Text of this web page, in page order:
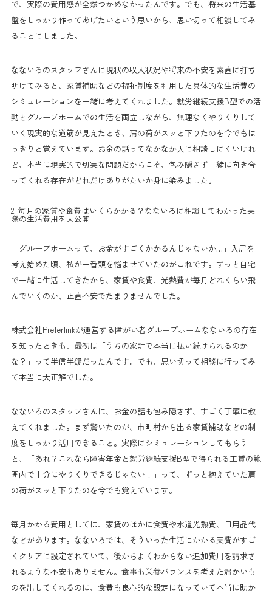
で、実際の費用感が全然つかめなかったんです。でも、将来の生活基
盤をしっかり作ってあげたいという思いから、思い切って相談してみ
ることにしました。
なないろのスタッフさんに現状の収入状況や将来の不安を素直に打ち
明けてみると、家賃補助などの福祉制度を利用した具体的な生活費の
シミュレーションを一緒に考えてくれました。就労継続支援B型での活
動とグループホームでの生活を両立しながら、無理なくやりくりして
いく現実的な道筋が見えたとき、肩の荷がスッと下りたのを今でもは
っきりと覚えています。お金の話ってなかなか人に相談しにくいけれ
ど、本当に現実的で切実な問題だからこそ、包み隠さず一緒に向き合
ってくれる存在がどれだけありがたいか身に染みました。
2. 毎月の家賃や食費はいくらかかる？なないろに相談してわかった実
際の生活費用を大公開
「グループホームって、お金がすごくかかるんじゃないか…」入居を
考え始めた頃、私が一番頭を悩ませていたのがこれです。ずっと自宅
で一緒に生活してきたから、家賃や食費、光熱費が毎月どれくらい飛
んでいくのか、正直不安でたまりませんでした。
株式会社Preferlinkが運営する障がい者グループホームなないろの存在
を知ったときも、最初は「うちの家計で本当に払い続けられるのか
な？」って半信半疑だったんです。でも、思い切って相談に行ってみ
て本当に大正解でした。
なないろのスタッフさんは、お金の話も包み隠さず、すごく丁寧に教
えてくれました。まず驚いたのが、市町村から出る家賃補助などの制
度をしっかり活用できること。実際にシミュレーションしてもらう
と、「あれ？これなら障害年金と就労継続支援B型で得られる工賃の範
囲内で十分にやりくりできるじゃない！」って、ずっと抱えていた肩
の荷がスッと下りたのを今でも覚えています。
毎月かかる費用としては、家賃のほかに食費や水道光熱費、日用品代
などがあります。なないろでは、そういった生活にかかる実費がすご
くクリアに設定されていて、後からよくわからない追加費用を請求さ
れるような不安もありません。食事も栄養バランスを考えた温かいも
のを出してくれるのに、食費も良心的な設定になっていて本当に助か